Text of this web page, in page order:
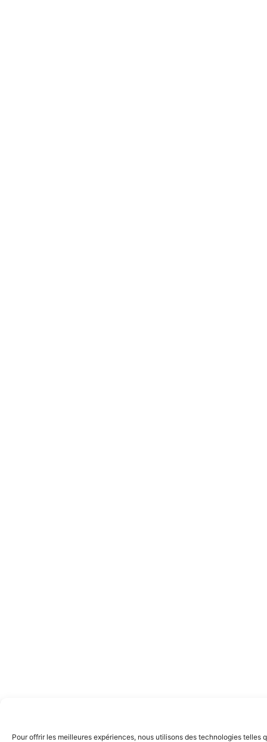
Pour offrir les meilleures expériences, nous utilisons des technologies